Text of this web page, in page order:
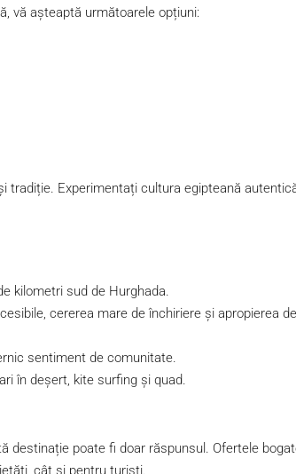
vă așteaptă următoarele opțiuni:
Experimentați cultura egipteană
kilometri sud de Hurghada.
cererea mare de închiriere și apropierea de
sentiment de comunitate.
în deșert, kite surfing și quad.
destinație poate fi doar răspunsul. Ofertele
cât și pentru turiști.